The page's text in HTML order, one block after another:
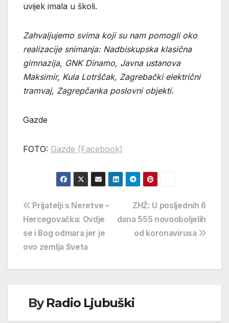
uvijek imala u školi.
Zahvaljujemo svima koji su nam pomogli oko
realizacije snimanja: Nadbiskupska klasična
gimnazija, GNK Dinamo, Javna ustanova
Maksimir, Kula Lotrščak, Zagrebački električni
tramvaj, Zagrepčanka poslovni objekti.
Gazde
FOTO: Gazde (Facebook)
Navigacija
objava
ZHŽ: U posljednih 6
dana 555 novooboljelih
od koronavirusa
Prijatelji s Neretve –
Hercegovačka: Ovdje
se i Bog odmara jer je
ovo zemlja Sveta
ByRadio Ljubuški